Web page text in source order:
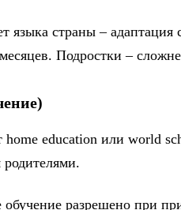
языка страны –
Подростки –
education или world
родителями.
разрешено при